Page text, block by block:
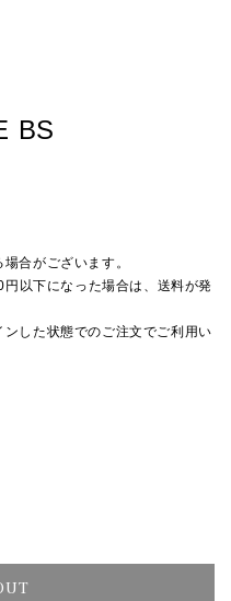
BS
合がございます。
以下になった場合は、送料が発
した状態でのご注文でご利用い